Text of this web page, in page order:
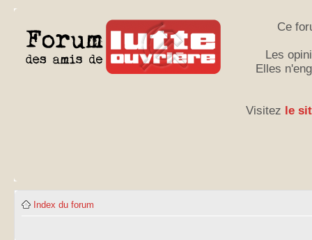
Ce
Les
Elles
Visitez le
Index du forum